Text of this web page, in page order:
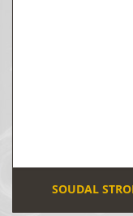
SOUDAL